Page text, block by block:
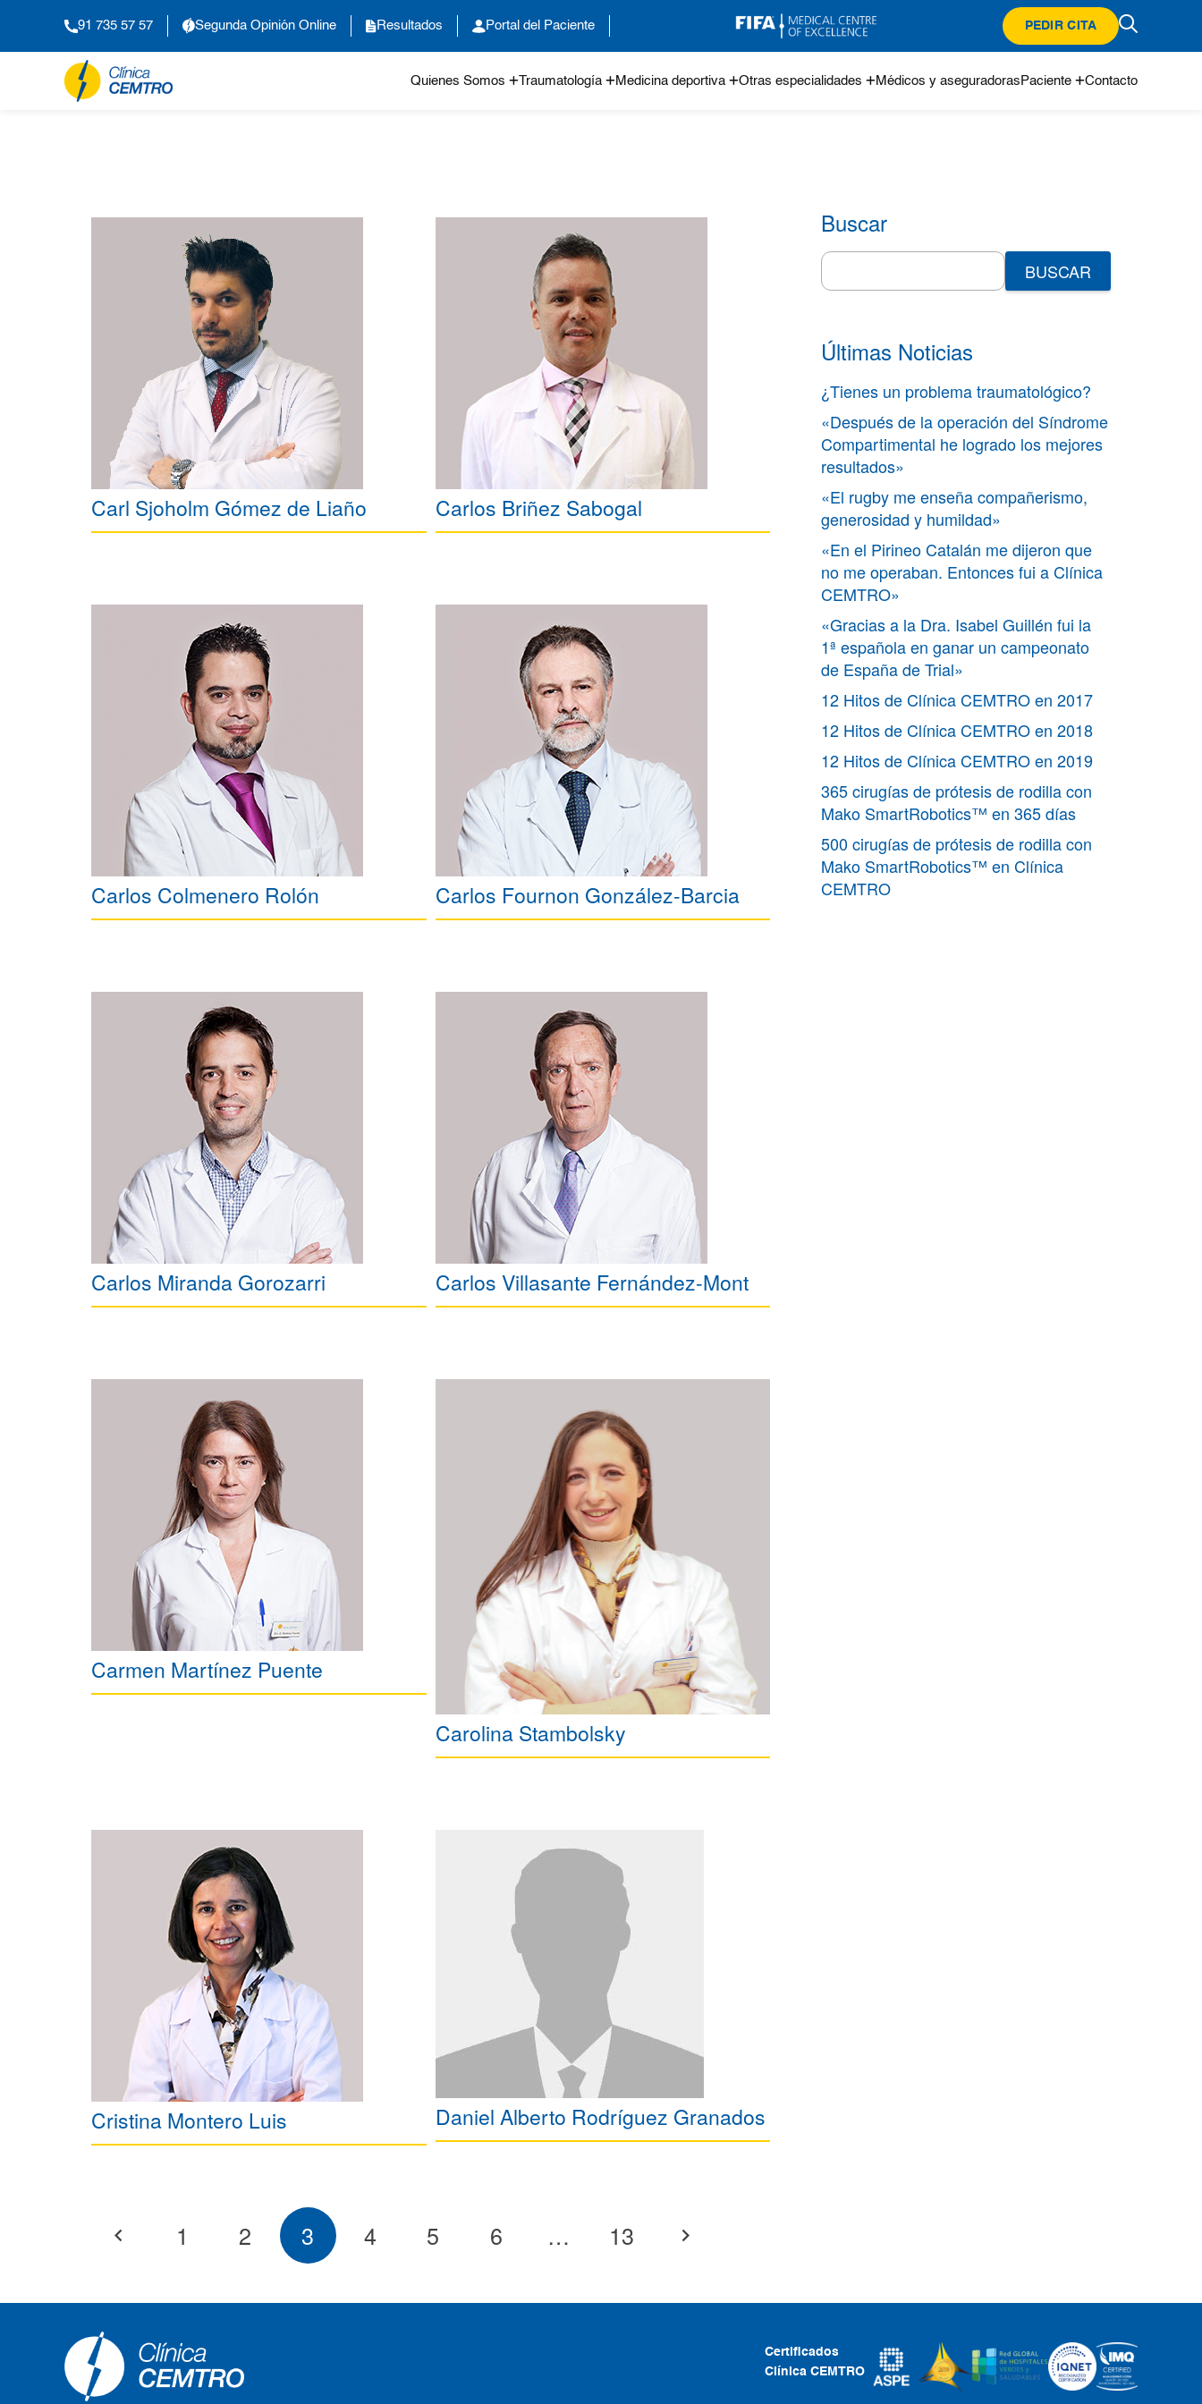
91 735 57 57 Segunda Opinión Online Resultados Portal del Paciente PEDIR CITA
Quienes Somos Traumatología Medicina deportiva Otras especialidades Médicos y aseguradoras Paciente Contacto
Carl Sjoholm Gómez de Liaño Carlos Briñez Sabogal
Carlos Colmenero Rolón Carlos Fournon González-Barcia
Carlos Miranda Gorozarri Carlos Villasante Fernández-Mont
Carmen Martínez Puente
Carolina Stambolsky
Cristina Montero Luis Daniel Alberto Rodríguez Granados
1 2 3 4 5 6 … 13
Buscar
Search
for:
Últimas Noticias
¿Tienes un problema traumatológico?
«Después de la operación del Síndrome
Compartimental he logrado los mejores
resultados»
«El rugby me enseña compañerismo,
generosidad y humildad»
«En el Pirineo Catalán me dijeron que
no me operaban. Entonces fui a Clínica
CEMTRO»
«Gracias a la Dra. Isabel Guillén fui la
1ª española en ganar un campeonato
de España de Trial»
12 Hitos de Clínica CEMTRO en 2017
12 Hitos de Clínica CEMTRO en 2018
12 Hitos de Clínica CEMTRO en 2019
365 cirugías de prótesis de rodilla con
Mako SmartRobotics™ en 365 días
500 cirugías de prótesis de rodilla con
Mako SmartRobotics™ en Clínica
CEMTRO
Certificados
Clínica CEMTRO